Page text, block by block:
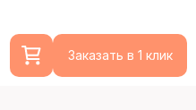
Заказать в 1 клик